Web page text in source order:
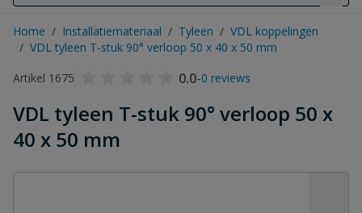
Home / Installatiemateriaal / Tyleen / VDL koppelingen
/ VDL tyleen T-stuk 90° verloop 50 x 40 x 50 mm
Artikel 1675
0.0-0 reviews
VDL tyleen T-stuk 90° verloop 50 x
40 x 50 mm